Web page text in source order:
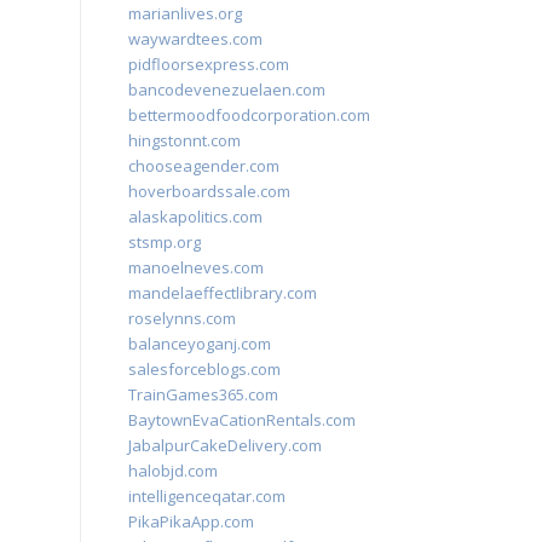
marianlives.org
waywardtees.com
pidfloorsexpress.com
bancodevenezuelaen.com
bettermoodfoodcorporation.com
hingstonnt.com
chooseagender.com
hoverboardssale.com
alaskapolitics.com
stsmp.org
manoelneves.com
mandelaeffectlibrary.com
roselynns.com
balanceyoganj.com
salesforceblogs.com
TrainGames365.com
BaytownEvaCationRentals.com
JabalpurCakeDelivery.com
halobjd.com
intelligenceqatar.com
PikaPikaApp.com